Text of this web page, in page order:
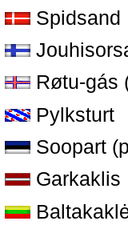
Spidsand
Røtu-gás
Pylksturt
Soopart
Garkaklis